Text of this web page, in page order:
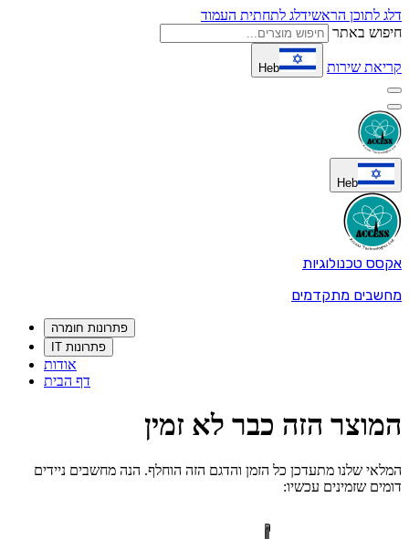
דלג לתוכן הראשידלג לתחתית העמוד
חיפוש באתר
קריאת שירות Heb
Heb
אקסס טכנולוגיות
מחשבים מתקדמים
פתרונות חומרה
פתרונות IT
אודות
דף הבית
המוצר הזה כבר לא זמין
המלאי שלנו מתעדכן כל הזמן והדגם הזה הוחלף. הנה מחשבים ניידים
דומים שזמינים עכשיו: